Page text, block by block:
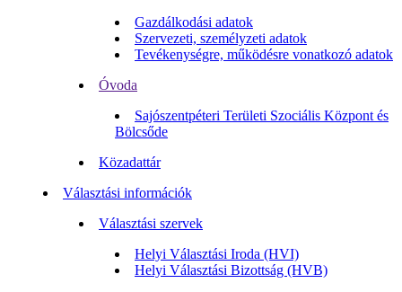
Gazdálkodási adatok
Szervezeti, személyzeti adatok
Tevékenységre, működésre vonatkozó adatok
Óvoda
Sajószentpéteri Területi Szociális Központ és
Bölcsőde
Közadattár
Választási információk
Választási szervek
Helyi Választási Iroda (HVI)
Helyi Választási Bizottság (HVB)